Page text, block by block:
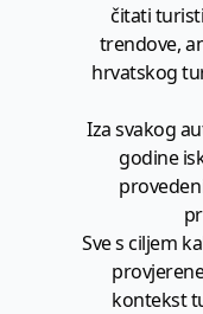
čitati
trendove,
hrvatskog
Iza svakog
godine
Sve s ciljem
kontekst